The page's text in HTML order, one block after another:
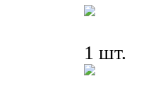
1 шт.